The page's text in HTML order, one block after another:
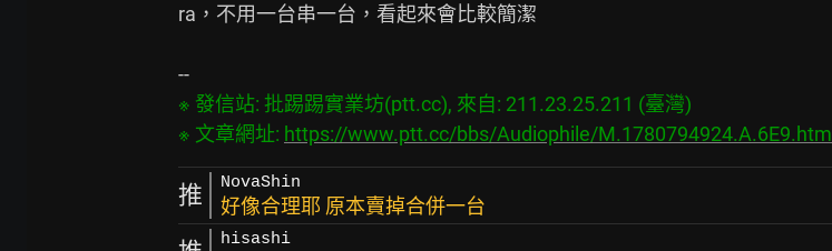
ra，不用一台串一台，看起來會比較簡潔
※ 發信站: 批踢踢實業坊(ptt.cc), 來自: 211.23.25.211 (臺灣)
※ 文章網址: https://www.ptt.cc/bbs/Audiophile/M.1780794924.A.6E9.html
推 NovaShin
好像合理耶 原本賣掉合併一台
hisashi